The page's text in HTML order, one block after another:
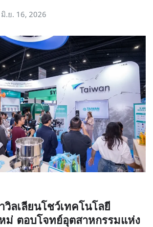
มิ.ย. 16, 2026
วิลเลียนโชว์เทคโนโลยี
ม่ ตอบโจทย์อุตสาหกรรมแห่ง